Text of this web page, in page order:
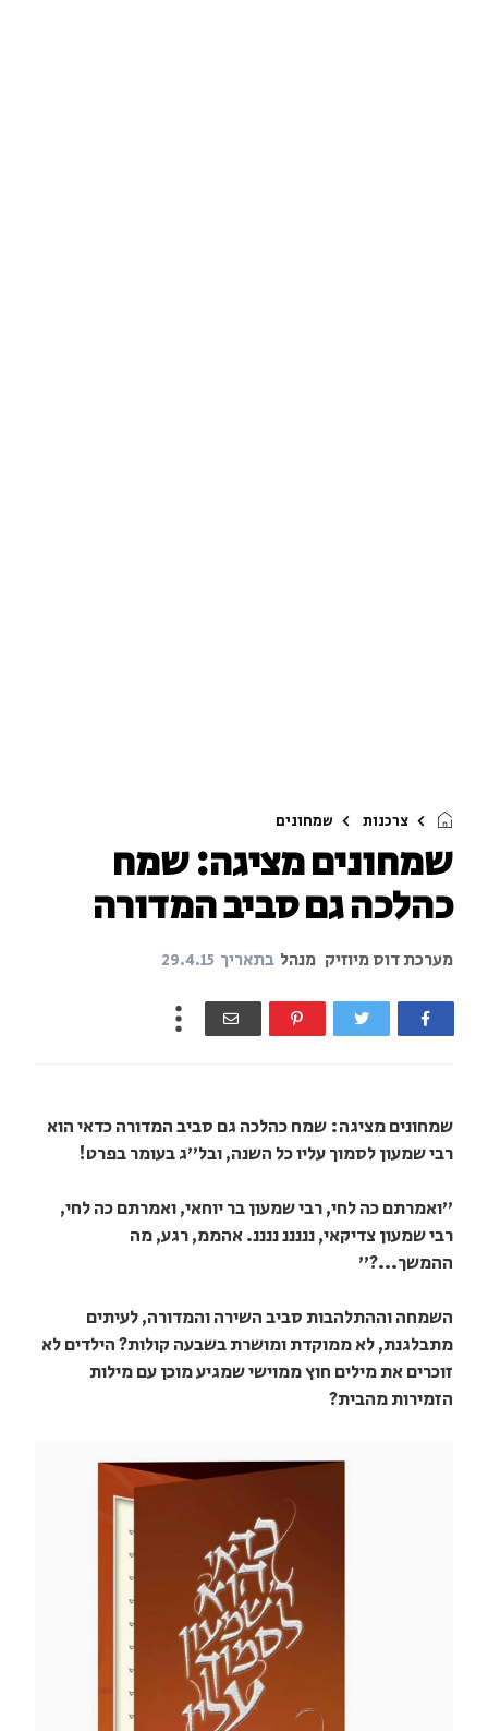
צרכנות שמחונים
שמחונים מציגה: שמח
כהלכה גם סביב המדורה
מערכת דוס מיוזיק מנהל בתאריך 29.4.15
שמחונים מציגה: שמח כהלכה גם סביב המדורה כדאי הוא
רבי שמעון לסמוך עליו כל השנה, ובל"ג בעומר בפרט!
"ואמרתם כה לחי, רבי שמעון בר יוחאי, ואמרתם כה לחי,
רבי שמעון צדיקאי, נננננ ננננ. אהממ, רגע, מה
ההמשך...?"
השמחה וההתלהבות סביב השירה והמדורה, לעיתים
מתבלגנת, לא ממוקדת ומושרת בשבעה קולות? הילדים לא
זוכרים את מילים חוץ ממוישי שמגיע מוכן עם מילות
הזמירות מהבית?